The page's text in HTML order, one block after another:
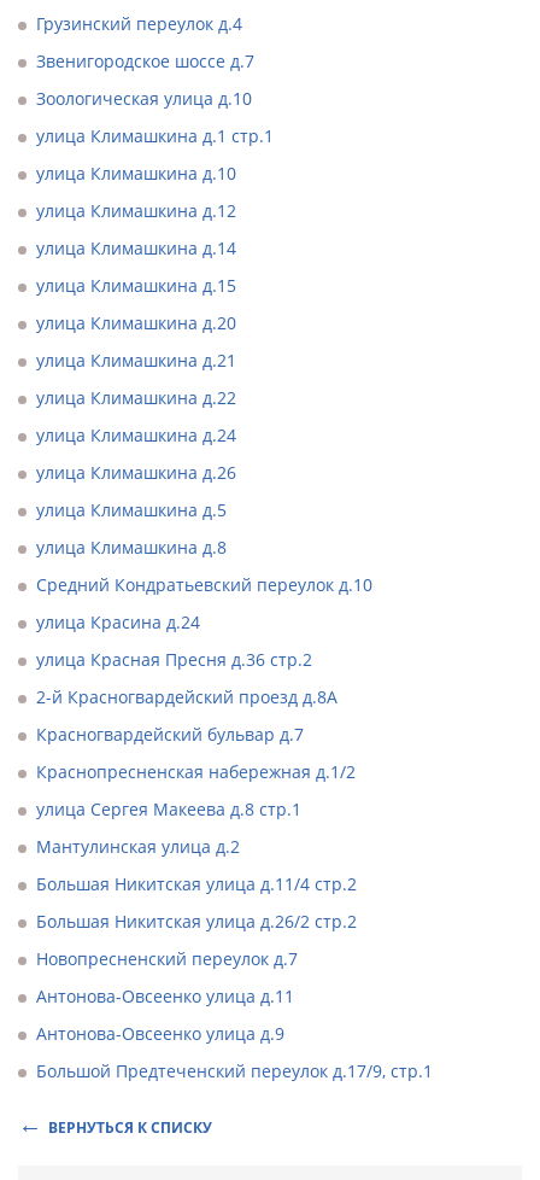
Грузинский переулок д.4
Звенигородское шоссе д.7
Зоологическая улица д.10
улица Климашкина д.1 стр.1
улица Климашкина д.10
улица Климашкина д.12
улица Климашкина д.14
улица Климашкина д.15
улица Климашкина д.20
улица Климашкина д.21
улица Климашкина д.22
улица Климашкина д.24
улица Климашкина д.26
улица Климашкина д.5
улица Климашкина д.8
Средний Кондратьевский переулок д.10
улица Красина д.24
улица Красная Пресня д.36 стр.2
2-й Красногвардейский проезд д.8А
Красногвардейский бульвар д.7
Краснопресненская набережная д.1/2
улица Сергея Макеева д.8 стр.1
Мантулинская улица д.2
Большая Никитская улица д.11/4 стр.2
Большая Никитская улица д.26/2 стр.2
Новопресненский переулок д.7
Антонова-Овсеенко улица д.11
Антонова-Овсеенко улица д.9
Большой Предтеченский переулок д.17/9, стр.1
ВЕРНУТЬСЯ К СПИСКУ